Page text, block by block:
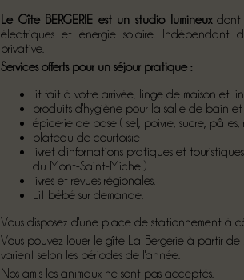
Le Gîte BERGERIE est un studio lumineuxdont
électriques et énergie solaire. Indépendant
privative.
Services offerts pour un séjour pratique :
lit fait à votre arrivée, linge de maison et
produits d'hygiène pour la salle de bain
épicerie de base ( sel, poivre, sucre, pâtes,
plateau de courtoisie
livret d'informations pratiques et
du Mont-Saint-Michel)
livres et revues régionales.
Lit bébé sur demande.
Vous disposez d'une place de stationnement à
Vous pouvez louer le gîte La Bergerie à partir de
varient selon les périodes de l'année.
Nos amis les animaux ne sont pas acceptés.